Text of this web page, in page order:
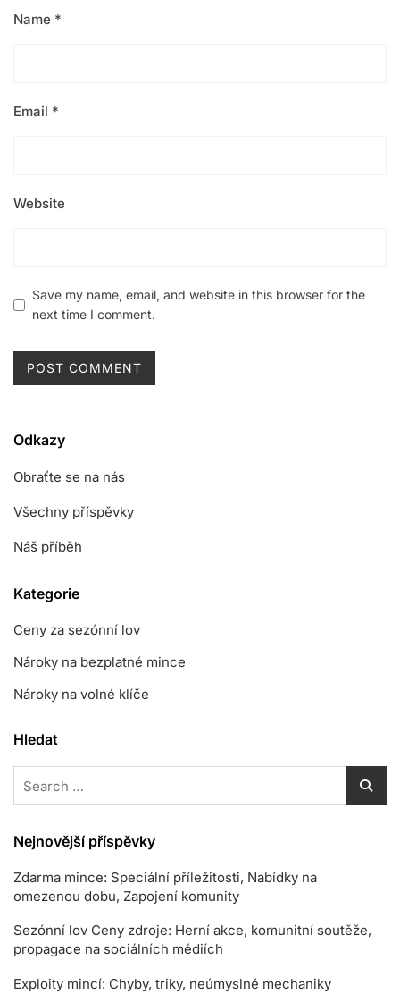
Name *
Email *
Website
Save my name, email, and website in this browser for the
next time I comment.
Odkazy
Obraťte se na nás
Všechny příspěvky
Náš příběh
Kategorie
Ceny za sezónní lov
Nároky na bezplatné mince
Nároky na volné klíče
Hledat
for:
Nejnovější příspěvky
Zdarma mince: Speciální příležitosti, Nabídky na
omezenou dobu, Zapojení komunity
Sezónní lov Ceny zdroje: Herní akce, komunitní soutěže,
propagace na sociálních médiích
Exploity mincí: Chyby, triky, neúmyslné mechaniky